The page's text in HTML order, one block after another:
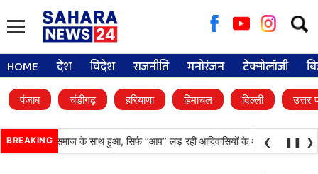
for:
HOME देश विदेश राजनीति मनोरंजन टेक्नोलॉजी
पंजाब चंडीगढ़ हरियाणा हिमाचल दिल्ली उत्तर
BREAKING
आदिवासी समाज के साथ हुआ, सिर्फ ‘‘आप’’ लड़ रही आदिवासियों के अधिकारों की लड़ाई-
❮ ❚❚ ❯